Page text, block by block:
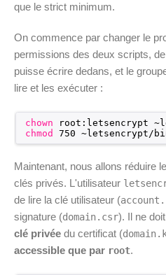
que le strict minimum.
On commence par changer le
permissions des deux scripts,
puisse écrire dedans, et le
lire et les exécuter :
chown root:letsencrypt
chmod
750 ~letsencrypt/
Maintenant, nous allons réduire
clés privés. L'utilisateur
de lire la clé utilisateur (
signature (domain.csr). Il ne
clé privée du certificat (
accessible que par root.